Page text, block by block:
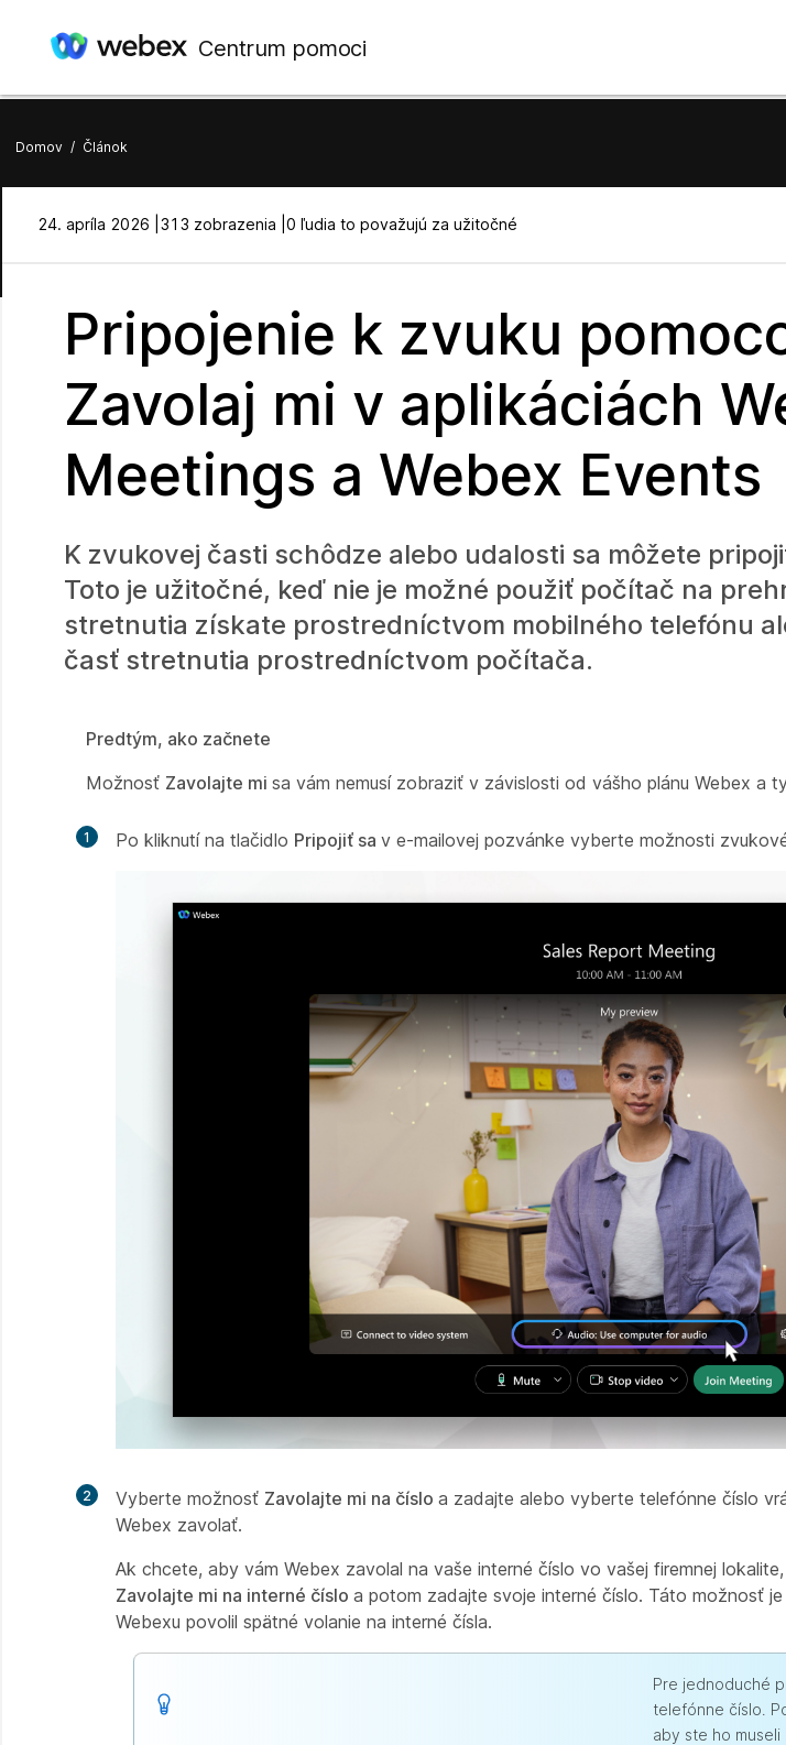
Centrum pomoci
Domov / Článok
24. apríla 2026 | 313 zobrazenia | 0 ľudia to považujú za užitočné
Pripojenie k zvuku
Zavolaj mi v aplikáciách
Meetings a Webex Events
K zvukovej časti schôdze alebo udalosti sa môžete
Toto je užitočné, keď nie je možné použiť počítač na
stretnutia získate prostredníctvom mobilného telefónu
časť stretnutia prostredníctvom počítača.
Predtým, ako začnete
Možnosť Zavolajte mi sa vám nemusí zobraziť v závislosti od vášho plánu Webex a
1 Po kliknutí na tlačidlo Pripojiť sa v e-mailovej pozvánke vyberte možnosti
2 Vyberte možnosť Zavolajte mi na číslo a zadajte alebo vyberte telefónne číslo
Webex zavolať.
Ak chcete, aby vám Webex zavolal na vaše interné číslo vo vašej firemnej
Zavolajte mi na interné číslo a potom zadajte svoje interné číslo. Táto možnosť
Webexu povolil spätné volanie na interné čísla.
Pre jednoduché
telefónne číslo.
aby ste ho